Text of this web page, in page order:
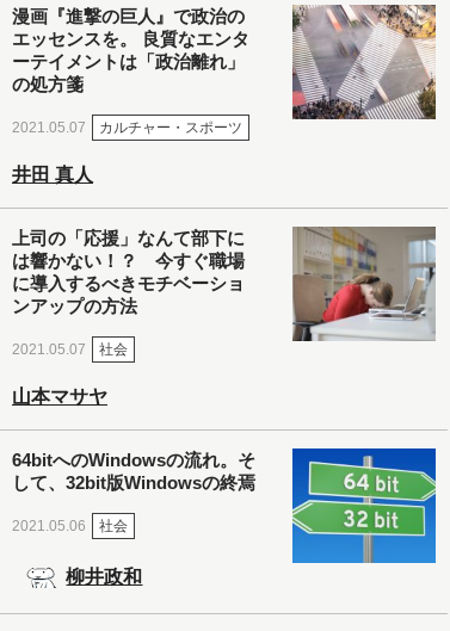
漫画『進撃の巨人』で政治の
エッセンスを。 良質なエンタ
ーテイメントは「政治離れ」
の処方箋
2021.05.07 カルチャー・スポーツ
井田 真人
上司の「応援」なんて部下に
は響かない！？ 今すぐ職場
に導入するべきモチベーショ
ンアップの方法
2021.05.07 社会
山本マサヤ
64bitへのWindowsの流れ。そ
して、32bit版Windowsの終焉
2021.05.06 社会
柳井政和